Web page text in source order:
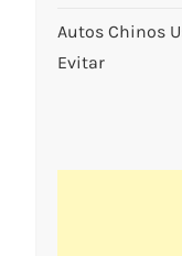
Autos Chinos
Evitar